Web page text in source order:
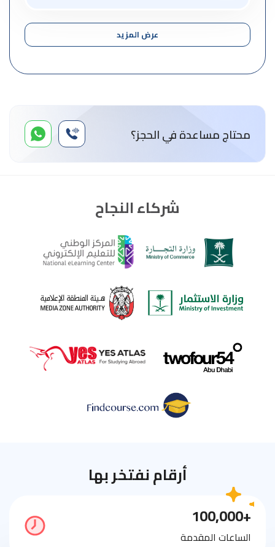
عرض المزيد
محتاج مساعدة في الحجز؟
شركاء النجاح
أرقام نفتخر بها
+100,000
الساعات المقدمة